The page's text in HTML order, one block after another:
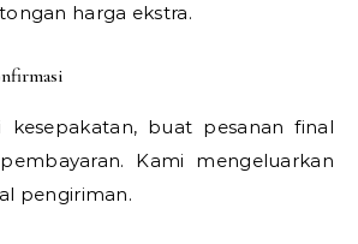
harga ekstra.
kesepakatan, buat pesanan final
Kami mengeluarkan
pengiriman.